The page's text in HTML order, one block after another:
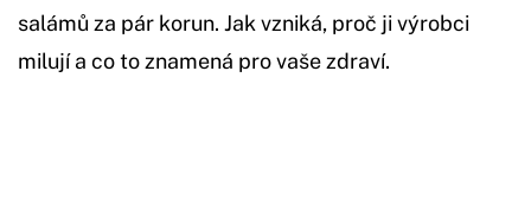
salámů za pár korun. Jak vzniká, proč ji výrobci
milují a co to znamená pro vaše zdraví.